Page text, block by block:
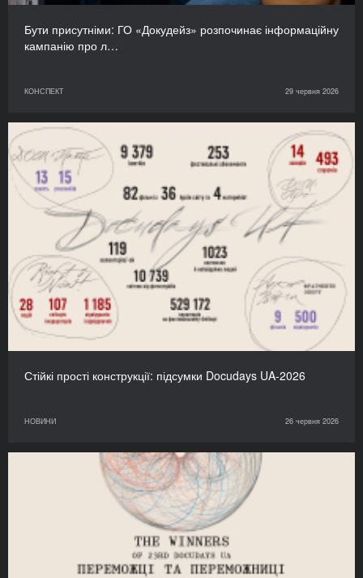
Бути присутніми: ГО «Докудейз» розпочинає інформаційну
кампанію про л…
КОНСПЕКТ 29 червня 2026
Стійкі прості конструкції: підсумки Docudays UA-2026
НОВИНИ 26 червня 2026